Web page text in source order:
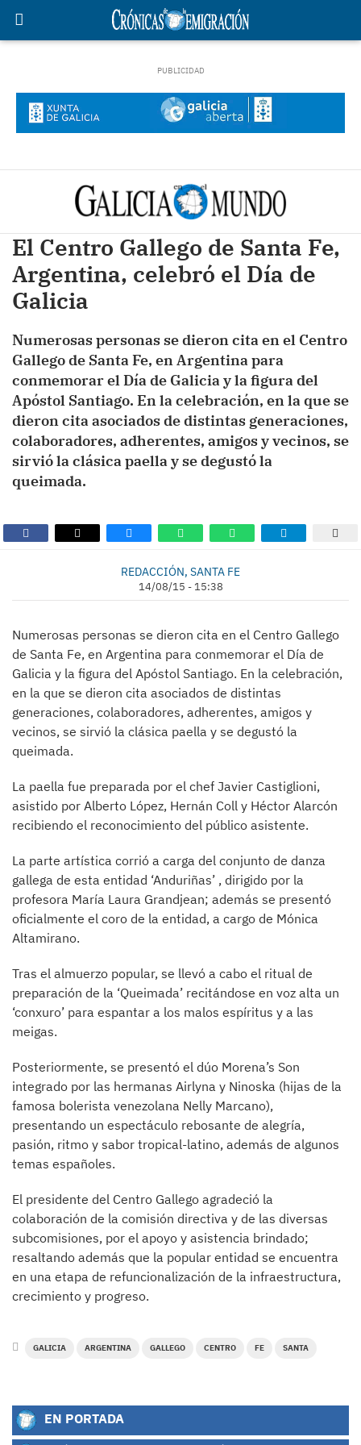
El Centro Gallego de Santa Fe,
Argentina, celebró el Día de
Galicia
Numerosas personas se dieron cita en el Centro
Gallego de Santa Fe, en Argentina para
conmemorar el Día de Galicia y la figura del
Apóstol Santiago. En la celebración, en la que se
dieron cita asociados de distintas generaciones,
colaboradores, adherentes, amigos y vecinos, se
sirvió la clásica paella y se degustó la
queimada.
REDACCIÓN, SANTA FE
14/08/15 - 15:38
Numerosas personas se dieron cita en el Centro Gallego
de Santa Fe, en Argentina para conmemorar el Día de
Galicia y la figura del Apóstol Santiago. En la celebración,
en la que se dieron cita asociados de distintas
generaciones, colaboradores, adherentes, amigos y
vecinos, se sirvió la clásica paella y se degustó la
queimada.
La paella fue preparada por el chef Javier Castiglioni,
asistido por Alberto López, Hernán Coll y Héctor Alarcón
recibiendo el reconocimiento del público asistente.
La parte artística corrió a carga del conjunto de danza
gallega de esta entidad ‘Anduriñas’ , dirigido por la
profesora María Laura Grandjean; además se presentó
oficialmente el coro de la entidad, a cargo de Mónica
Altamirano.
Tras el almuerzo popular, se llevó a cabo el ritual de
preparación de la ‘Queimada’ recitándose en voz alta un
‘conxuro’ para espantar a los malos espíritus y a las
meigas.
Posteriormente, se presentó el dúo Morena’s Son
integrado por las hermanas Airlyna y Ninoska (hijas de la
famosa bolerista venezolana Nelly Marcano),
presentando un espectáculo rebosante de alegría,
pasión, ritmo y sabor tropical-latino, además de algunos
temas españoles.
El presidente del Centro Gallego agradeció la
colaboración de la comisión directiva y de las diversas
subcomisiones, por el apoyo y asistencia brindado;
resaltando además que la popular entidad se encuentra
en una etapa de refuncionalización de la infraestructura,
crecimiento y progreso.
GALICIA ARGENTINA GALLEGO CENTRO FE SANTA
EN PORTADA